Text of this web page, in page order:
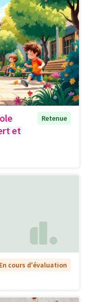
et
Retenue
En cours d'évaluation